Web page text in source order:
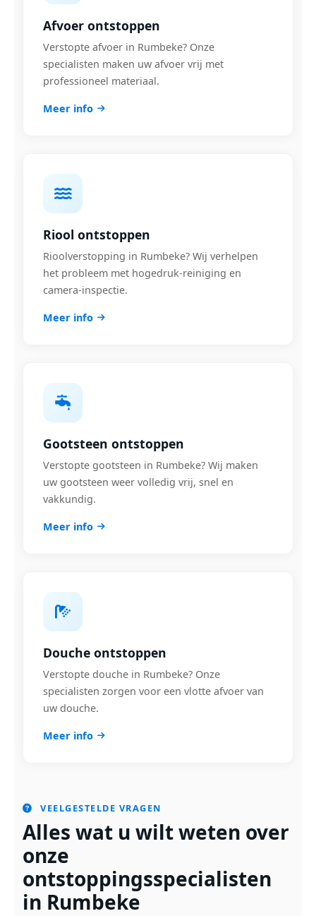
Afvoer ontstoppen
Verstopte afvoer in Rumbeke? Onze
specialisten maken uw afvoer vrij met
professioneel materiaal.
Meer info
Riool ontstoppen
Rioolverstopping in Rumbeke? Wij verhelpen
het probleem met hogedruk-reiniging en
camera-inspectie.
Meer info
Gootsteen ontstoppen
Verstopte gootsteen in Rumbeke? Wij maken
uw gootsteen weer volledig vrij, snel en
vakkundig.
Meer info
Douche ontstoppen
Verstopte douche in Rumbeke? Onze
specialisten zorgen voor een vlotte afvoer van
uw douche.
Meer info
VEELGESTELDE VRAGEN
Alles wat u wilt weten over
onze
ontstoppingsspecialisten
in Rumbeke